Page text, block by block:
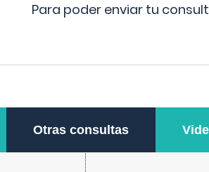
Para poder enviar tu
Otras consultas